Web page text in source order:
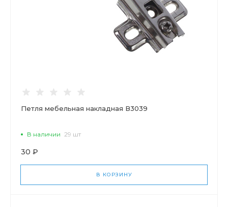
Петля мебельная накладная В3039
В наличии 29 шт
30 ₽
В КОРЗИНУ